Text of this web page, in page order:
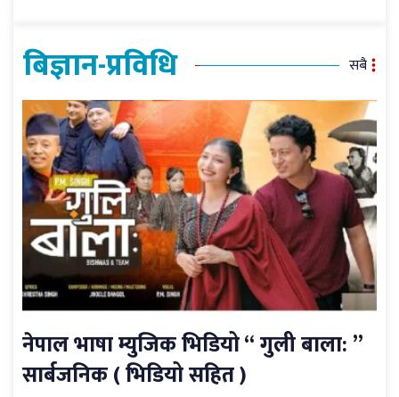
बिज्ञान-प्रविधि सबै
नेपाल भाषा म्युजिक भिडियो “ गुली बाला: ”
सार्बजनिक ( भिडियो सहित )